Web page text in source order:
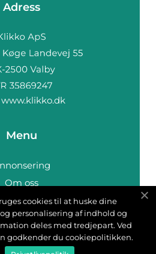
Adress
www.klikko.dk
Menu
Om oss
Cookies
oss
Sitemap
cookies til at huske dine
personalisering af indhold og
deles med tredjepart. Ved
godkender du cookiepolitikken.